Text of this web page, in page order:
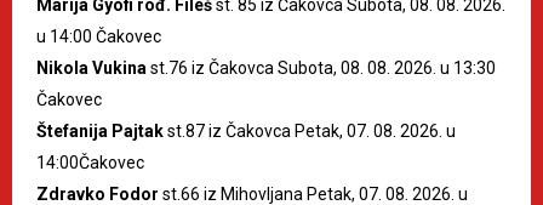
Marija Gyöfi rođ. Filešst. 85 iz Čakovca Subota, 08. 08. 2026.
u 14:00 Čakovec
Nikola Vukina st.76 iz Čakovca Subota, 08. 08. 2026. u 13:30
Čakovec
Štefanija Pajtakst.87 iz Čakovca Petak, 07. 08. 2026. u
14:00Čakovec
Zdravko Fodor st.66 iz Mihovljana Petak, 07. 08. 2026. u